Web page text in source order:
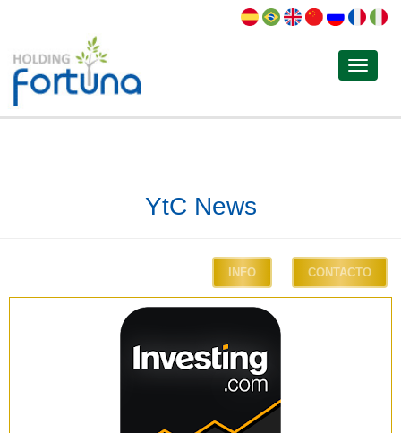
Toggle
YtC News
INFO CONTACTO